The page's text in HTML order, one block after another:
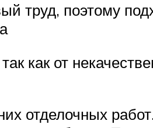
труд, поэтому
как от
отделочных